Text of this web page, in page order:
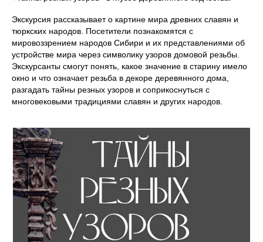
Экскурсия рассказывает о картине мира древних славян и
тюркских народов. Посетители познакомятся с
мировоззрением народов Сибири и их представлениями об
устройстве мира через символику узоров домовой резьбы.
Экскурсанты смогут понять, какое значение в старину имело
окно и что означает резьба в декоре деревянного дома,
разгадать тайны резных узоров и соприкоснуться с
многовековыми традициями славян и других народов.